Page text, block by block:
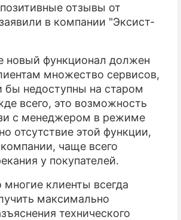
отзывы от
в компании "Эксист-
новый функционал должен
множество сервисов,
бы недоступны на старом
всего, это возможность
с менеджером в режиме
отсутствие этой функции,
чаще всего
у покупателей.
многие клиенты всегда
максимально
технического